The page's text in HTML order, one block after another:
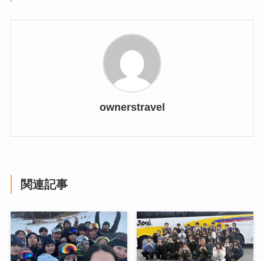
ownerstravel
関連記事